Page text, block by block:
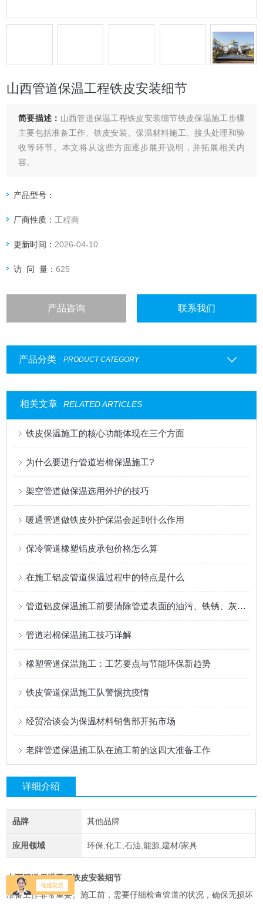
山西管道保温工程铁皮安装细节
简要描述： 山西管道保温工程铁皮安装细节铁皮保温施工步骤
主要包括准备工作、铁皮安装、保温材料施工、接头处理和验
收等环节。本文将从这些方面逐步展开说明，并拓展相关内
容。
产品型号：
厂商性质： 工程商
更新时间： 2026-04-10
访 问 量：625
产品咨询 联系我们
产品分类 PRODUCT CATEGORY
相关文章 RELATED ARTICLES
铁皮保温施工的核心功能体现在三个方面
为什么要进行管道岩棉保温施工?
架空管道做保温选用外护的技巧
暖通管道做铁皮外护保温会起到什么作用
保冷管道橡塑铝皮承包价格怎么算
在施工铝皮管道保温过程中的特点是什么
管道铝皮保温施工前要清除管道表面的油污、铁锈、灰尘等杂物
管道岩棉保温施工技巧详解
橡塑管道保温施工：工艺要点与节能环保新趋势
铁皮管道保温施工队警惕抗疫情
经贸洽谈会为保温材料销售部开拓市场
老牌管道保温施工队在施工前的这四大准备工作
详细介绍
品牌 其他品牌
应用领域 环保,化工,石油,能源,建材/家具
山西管道保温工程铁皮安装细节
准备工作非常重要。施工前，需要仔细检查管道的状况，确保无损坏